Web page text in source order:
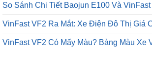
So Sánh Chi Tiết Baojun E100 Và VinFast
VinFast VF2 Ra Mắt: Xe Điện Đô Thị Giá
VinFast VF2 Có Mấy Màu? Bảng Màu Xe